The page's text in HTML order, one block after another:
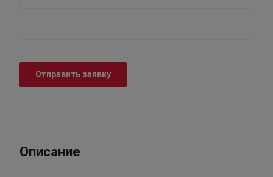
Отправить заявку
Описание